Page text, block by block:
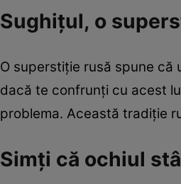
Sughiţul, o
O superstiţie rusă spune că
dacă te confrunţi cu acest
problema. Această tradiţie
Simţi că ochiul